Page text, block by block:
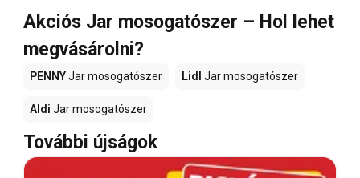
Akciós Jar mosogatószer – Hol lehet
megvásárolni?
PENNYJar mosogatószer Lidl Jar mosogatószer
Aldi Jar mosogatószer
További újságok